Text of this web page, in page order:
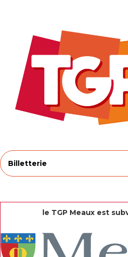
Billetterie
le TGP Meaux est